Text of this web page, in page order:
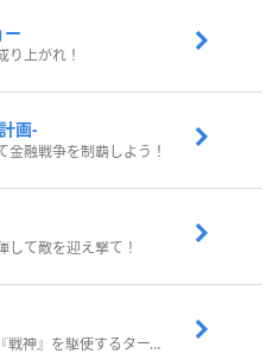
ー
り上がれ！
画-
融戦争を制覇しよう！
して敵を迎え撃て！
武器の『アビリティ』と『戦神』を駆使するターン制コマンドバトルRPG！